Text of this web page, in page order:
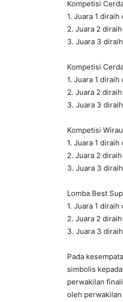
Kompetisi
1. Juara 1
2. Juara 2
3. Juara 3
Kompetisi
1. Juara 1
2. Juara 2
3. Juara 3
Kompetisi
1. Juara 1
2. Juara 2
3. Juara 3
Lomba Best
1. Juara 1
2. Juara 2
3. Juara 3
Pada
simbolis
perwakilan
oleh perwakilan